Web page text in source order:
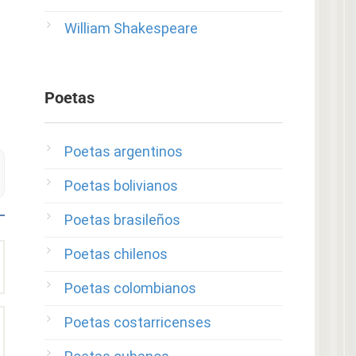
William Shakespeare
Poetas
Poetas argentinos
Poetas bolivianos
Poetas brasileños
Poetas chilenos
Poetas colombianos
Poetas costarricenses